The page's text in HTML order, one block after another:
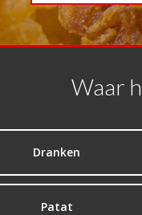
Waar
Dranken
Patat